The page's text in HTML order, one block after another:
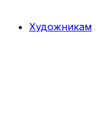
Художникам